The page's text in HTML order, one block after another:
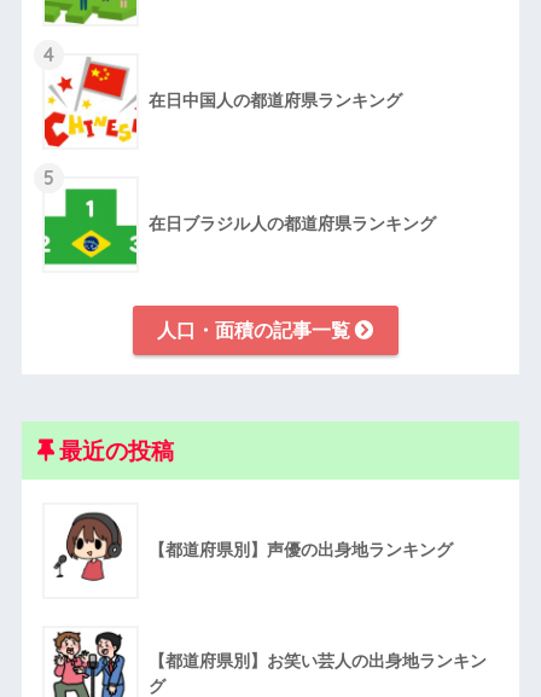
4
在日中国人の都道府県ランキング
5
在日ブラジル人の都道府県ランキング
人口・面積の記事一覧
最近の投稿
【都道府県別】声優の出身地ランキング
【都道府県別】お笑い芸人の出身地ランキン
グ